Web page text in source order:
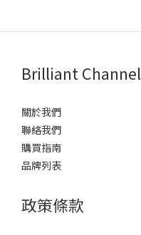
Brilliant Channel
關於我們
聯絡我們
購買指南
品牌列表
政策條款